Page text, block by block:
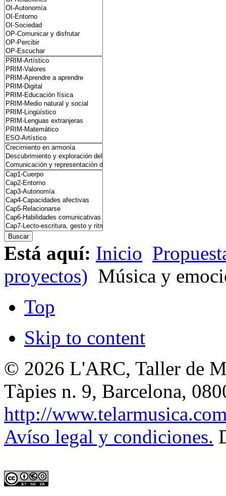
Está aquí: Inicio
proyectos) Música y
Top
Skip to content
© 2026 L'ARC, Taller de
Tàpies n. 9, Barcelona,
http://
Avíso legal y condiciones.